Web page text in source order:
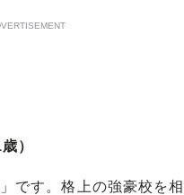
）
です。格上の強豪校を